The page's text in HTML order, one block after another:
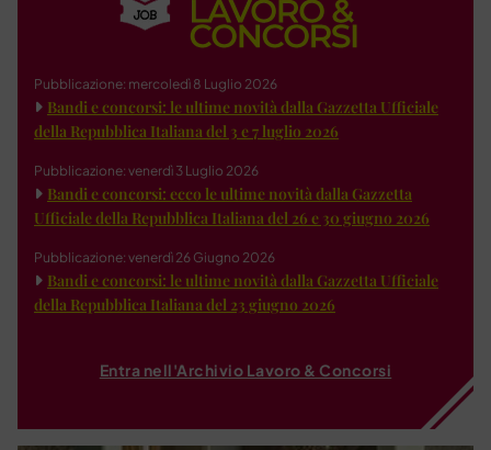
Pubblicazione: mercoledì 8 Luglio 2026
Bandi e concorsi: le ultime novità dalla Gazzetta Ufficiale
della Repubblica Italiana del 3 e 7 luglio 2026
Pubblicazione: venerdì 3 Luglio 2026
Bandi e concorsi: ecco le ultime novità dalla Gazzetta
Ufficiale della Repubblica Italiana del 26 e 30 giugno 2026
Pubblicazione: venerdì 26 Giugno 2026
Bandi e concorsi: le ultime novità dalla Gazzetta Ufficiale
della Repubblica Italiana del 23 giugno 2026
Entra nell'Archivio Lavoro & Concorsi